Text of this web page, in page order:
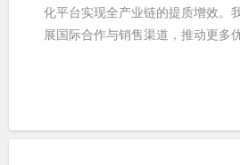
化平台实现全产业链的提质增效。
展国际合作与销售渠道，推动更多